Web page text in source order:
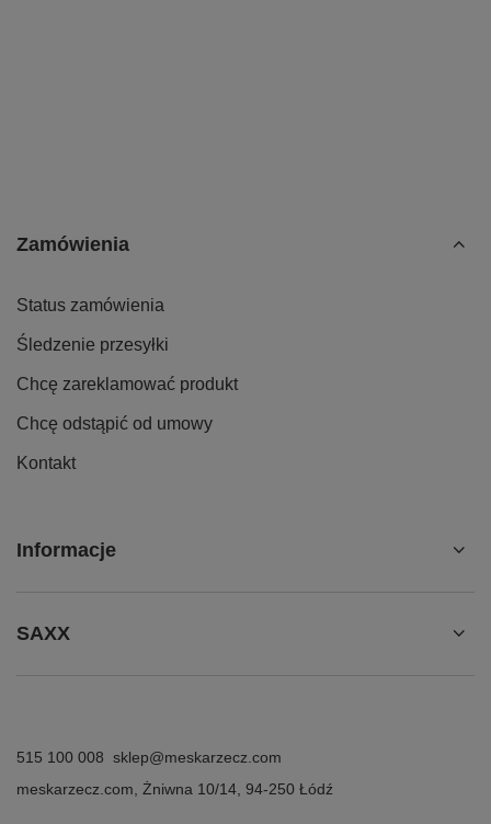
Zamówienia
Status zamówienia
Śledzenie przesyłki
Chcę zareklamować produkt
Chcę odstąpić od umowy
Kontakt
Informacje
SAXX
515 100 008 sklep@meskarzecz.com
meskarzecz.com
Żniwna 10/14 94-250 Łódź